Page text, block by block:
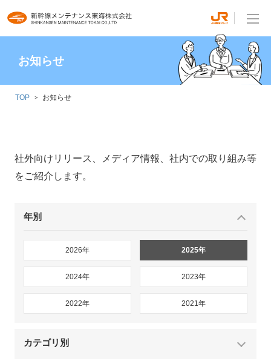
お知らせ
TOP お知らせ
社外向けリリース、メディア情報、社内での取り組み等
をご紹介します。
年別
2026年 2025年
2024年 2023年
2022年 2021年
カテゴリ別